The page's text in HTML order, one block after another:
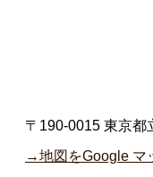
〒190-0015 東京都
→地図をGoogle マ